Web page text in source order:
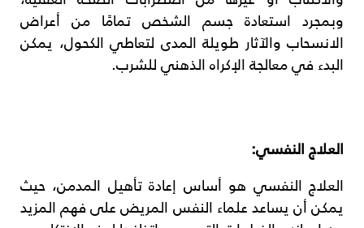
وبمجرد استعادة جسم الشخص تمامًا من أعراض
الانسحاب والآثار طويلة المدى لتعاطي الكحول، يمكن
البدء في معالجة الإكراه الذهني للشرب.
العلاج النفسي:
العلاج النفسي هو أساس إعادة تأهيل المدمن، حيث
يمكن أن يساعد علماء النفس المريض على فهم المزيد